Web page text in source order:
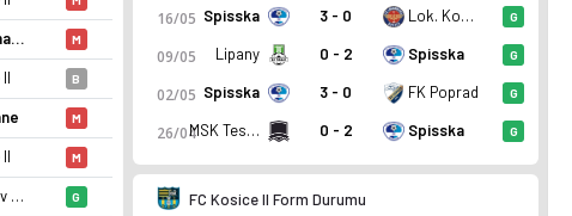
11. sırada, 29 puan. Kadro, fikstür ve canlı skor Ofsayt'ta.
MFK Kezmarok M
B
M
M
MFK Vranov Nad Topou G
16/05 Spisska 3 - 0 Lok. Kosice G
09/05 Lipany 0 - 2 Spisska G
02/05 Spisska 3 - 0 FK Poprad G
26/04 MSK Tesla Stropkov 0 - 2 Spisska G
FC Kosice II Form Durumu